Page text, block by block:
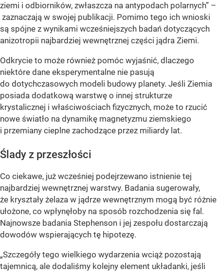
ziemi i odbiorników, zwłaszcza na antypodach polarnych” –
zaznaczają w swojej publikacji. Pomimo tego ich wnioski
są spójne z wynikami wcześniejszych badań dotyczących
anizotropii najbardziej wewnętrznej części jądra Ziemi.
Odkrycie to może również pomóc wyjaśnić, dlaczego
niektóre dane eksperymentalne nie pasują
do dotychczasowych modeli budowy planety. Jeśli Ziemia
posiada dodatkową warstwę o innej strukturze
krystalicznej i właściwościach fizycznych, może to rzucić
nowe światło na dynamikę magnetyzmu ziemskiego
i przemiany cieplne zachodzące przez miliardy lat.
Ślady z przeszłości
Co ciekawe, już wcześniej podejrzewano istnienie tej
najbardziej wewnętrznej warstwy. Badania sugerowały,
że kryształy żelaza w jądrze wewnętrznym mogą być różnie
ułożone, co wpłynęłoby na sposób rozchodzenia się fal.
Najnowsze badania Stephenson i jej zespołu dostarczają
dowodów wspierających tę hipotezę.
„Szczegóły tego wielkiego wydarzenia wciąż pozostają
tajemnicą, ale dodaliśmy kolejny element układanki, jeśli